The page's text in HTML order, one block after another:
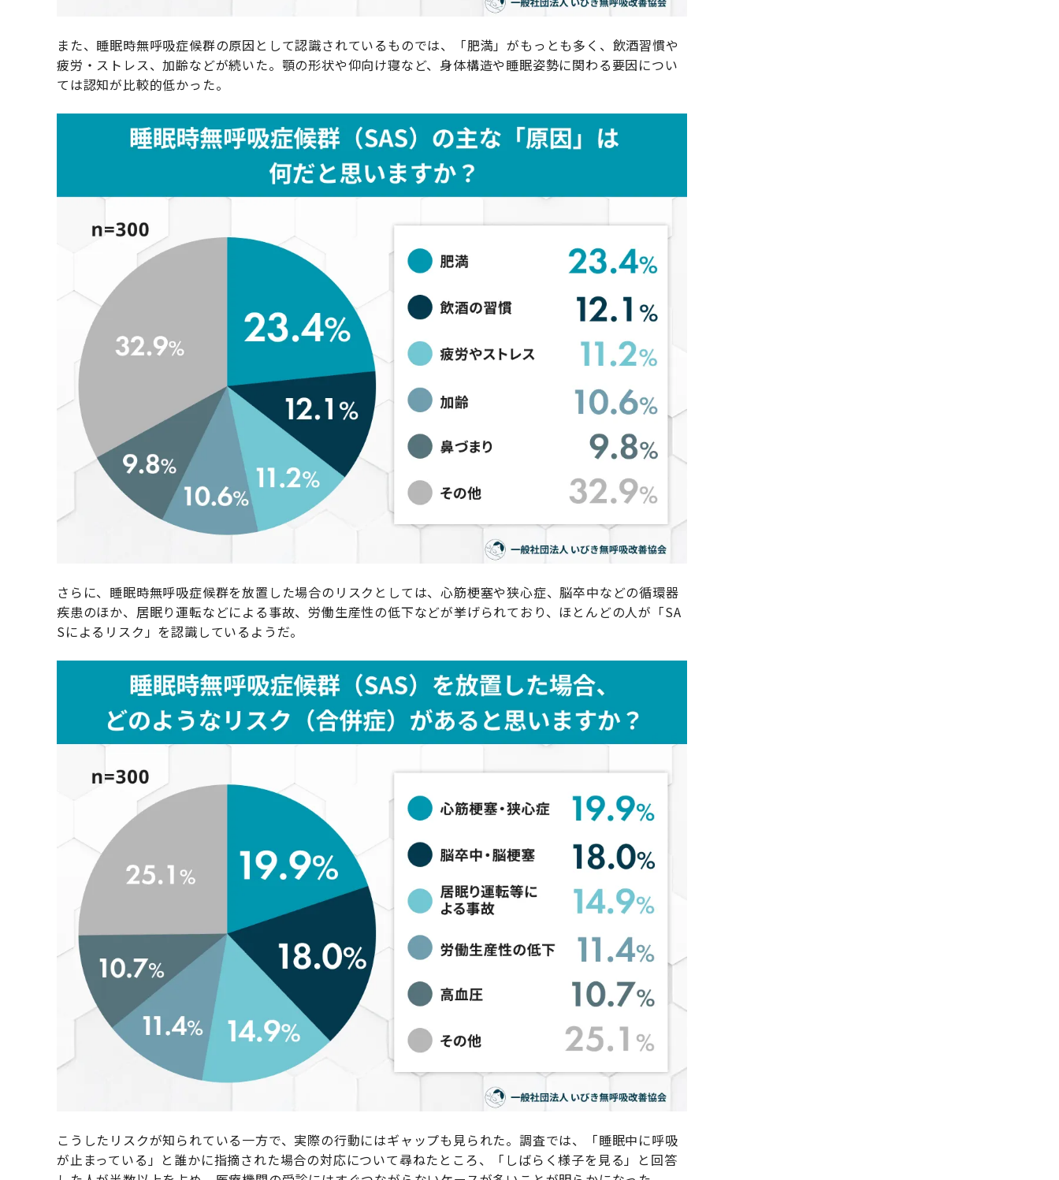
また、睡眠時無呼吸症候群の原因として認識されているものでは、「肥満」がもっとも多く、飲酒習慣や
疲労・ストレス、加齢などが続いた。顎の形状や仰向け寝など、身体構造や睡眠姿勢に関わる要因につい
ては認知が比較的低かった。
さらに、睡眠時無呼吸症候群を放置した場合のリスクとしては、心筋梗塞や狭心症、脳卒中などの循環器
疾患のほか、居眠り運転などによる事故、労働生産性の低下などが挙げられており、ほとんどの人が「SA
Sによるリスク」を認識しているようだ。
こうしたリスクが知られている一方で、実際の行動にはギャップも見られた。調査では、「睡眠中に呼吸
が止まっている」と誰かに指摘された場合の対応について尋ねたところ、「しばらく様子を見る」と回答